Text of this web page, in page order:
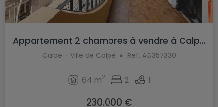
Appartement 2 chambres à vendre à Calp...
Calpe - Ville de Calpe Ref. AG357330
64 m2 2 1
230.000 €